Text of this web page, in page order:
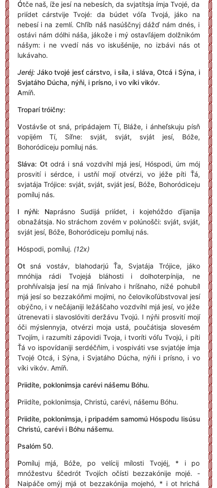
Ótče naš, íže jesí na nebesích, da svjatítsja ímja Tvojé, da
priídet cárstvije Tvojé: da búdet vóľa Tvojá, jáko na
nebesí i na zemlí. Chľíb náš nasúščnyj dážď nám dnés, i
ostávi nám dólhi náša, jákože i mý ostavľájem dolžnikóm
nášym: i ne vvedí nás vo iskušénije, no izbávi nás ot
lukávaho.
Jeréj: Jáko tvojé jesť cárstvo, i síla, i sláva, Otcá i Sýna, i
Svjatáho Dúcha, nýňi, i prísno, i vo víki vikóv.
Amíň.
Troparí tróičny:
Vostávše ot sná, pripádajem Tí, Bláže, i ánheľskuju písň
vopijém Tí, Síľne: svját, svját, svját jesí, Bóže,
Bohoródiceju pomíluj nás.
Sláva: Otodrá i sná vozdvíhl mjá jesí, Hóspodi, úm mój
prosvití i sérdce, i ustňí mojí otvérzi, vo jéže píti Ťá,
svjatája Trójice: svját, svját, svját jesí, Bóže, Bohoródiceju
pomíluj nás.
I nýňi: Naprásno Sudijá priídet, i kojehóždo ďijanija
obnažátsja. No stráchom zovém v polúnošči: svját, svját,
svját jesí, Bóže, Bohoródiceju pomíluj nás.
Hóspodi, pomíluj. (12x)
Otsná vostáv, blahodarjú Ťa, Svjatája Trójice, jáko
mnóhija rádi Tvojejá bláhosti i dolhoterpínija, ne
prohňívalsja jesí na mjá ľinívaho i hríšnaho, nižé pohubíl
mjá jesí so bezzakóňmi mojími, no čelovikoľúbstvoval jesí
obýčno, i v nečájaniji ležáščaho vozdvíhl mjá jesí, vo jéže
útrenevati i slavoslóviti deržávu Tvojú. I nýňi prosvití mojí
óči mýslennyja, otvérzi moja ustá, poučátisja slovesém
Tvojím, i razumíti zápovidi Tvoja, i tvoríti vóľu Tvojú, i píti
Ťá vo ispovídaniji serdéčňim, i vospiváti vse svjatóje ímja
Tvojé Otcá, i Sýna, i Svjatáho Dúcha, nýňi i prísno, i vo
víki vikóv. Amíň.
Priidíte, poklonímsja carévi nášemu Bóhu.
Priidíte, poklonímsja, Christú, carévi, nášemu Bóhu.
Priidíte, poklonímsja, i pripadém samomú Hóspodu Iisúsu
Christú, carévi i Bóhu nášemu.
Psalóm 50.
Pomíluj mjá, Bóže, po velícij mílosti Tvojéj, * i po
mnóžestvu ščedrót Tvojích očísti bezzakónije mojé. -
Naipáče omýj mjá ot bezzakónija mojehó, * i ot hrichá